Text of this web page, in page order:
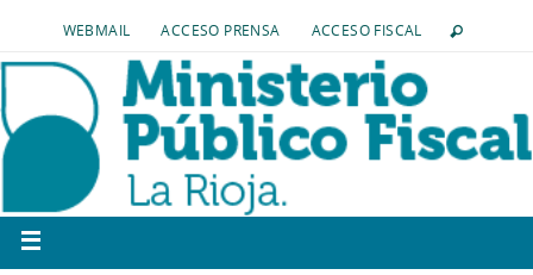
WEBMAIL ACCESO PRENSA ACCESO FISCAL